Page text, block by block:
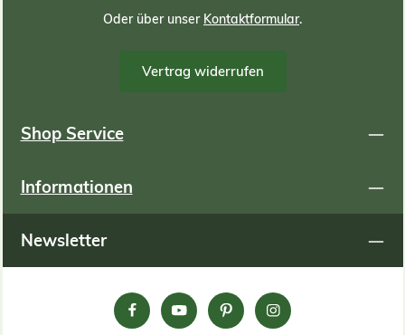
Oder über unser Kontaktformular.
Vertrag widerrufen
Shop Service
Informationen
Newsletter